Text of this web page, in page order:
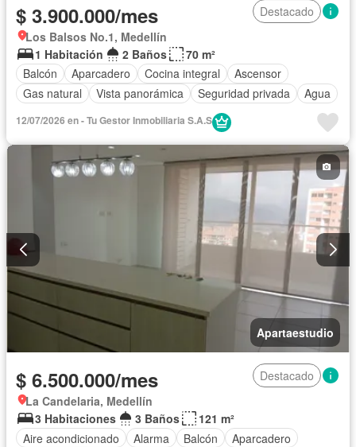
$ 3.900.000/mes
Destacado
Los Balsos No.1, Medellín
1 Habitación
2 Baños
70 m²
Balcón
Aparcadero Cocina integral
Ascensor
Gas natural
Vista panorámica Seguridad privada Agua
12/07/2026 en - Tu Gestor Inmobiliaria S.A.S
Apartaestudio
$ 6.500.000/mes
Destacado
La Candelaria, Medellín
3 Habitaciones
3 Baños
121 m²
Aire acondicionado
Alarma Balcón
Aparcadero